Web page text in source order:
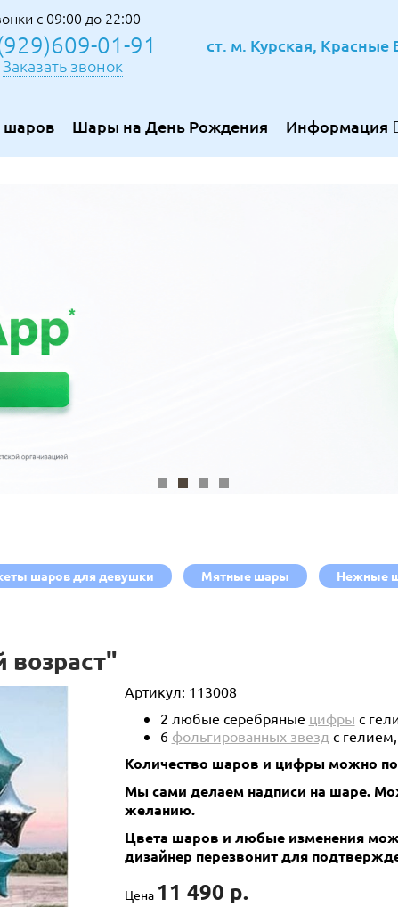
с 09:00 до 22:00
01-91
Заказать звонок
ст. м. Курская, Красные
шаров Шары на День Рождения Информация
шаров для девушки Мятные шары Нежные
Артикул: 113008
2 любые серебряные цифры с
6 фольгированных звезд с
Количество шаров и цифры можно
Мы сами делаем надписи на шаре.
желанию.
Цвета шаров и любые изменения
дизайнер перезвонит для
Цена 11 490 р.